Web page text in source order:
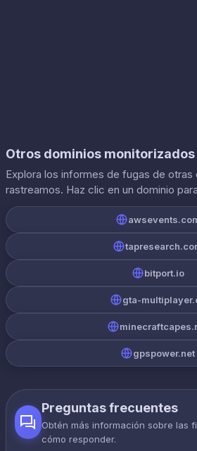
Otros dominios monitorizados
Explora los informes de fugas de otras
rastreamos. Haz clic en un dominio
bitport.io
gta-
gpspower.net
Preguntas frecuentes
Obtén más información sobre las
cómo responder.